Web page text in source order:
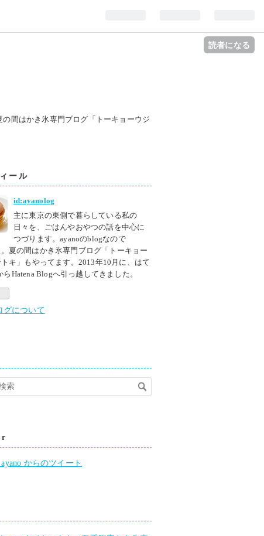
読者になる
間はかき氷専門ブログ「トーキョーウジ
ール
id:ayanolog
主に東京の東側で暮らしている私の
日々を、ごはんやおやつの話を中心に
つづります。ayanoのblogなので
夏の間はかき氷専門ブログ「トーキョー
キ」もやってます。2013年10月に、はて
らHatena Blogへ引っ越してきました。
グについて
からのツイート